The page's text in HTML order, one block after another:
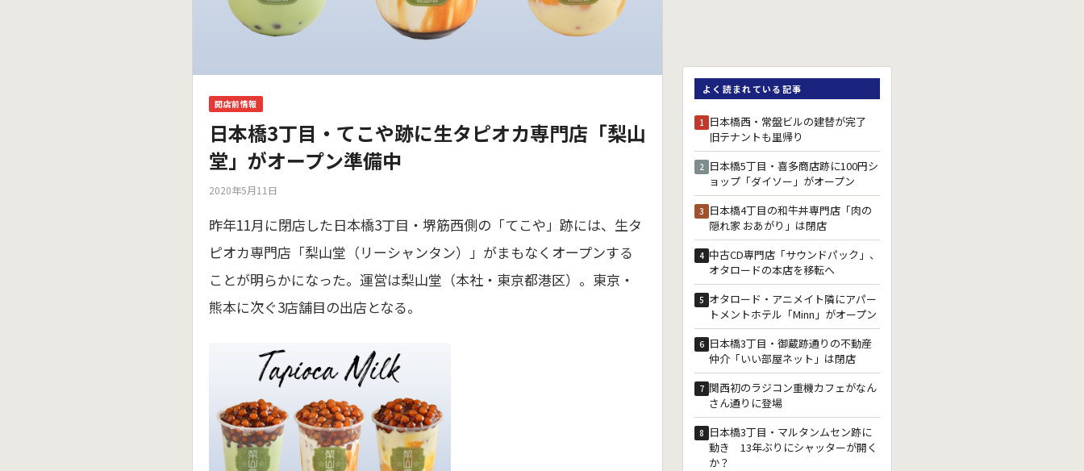
開店前情報
日本橋3丁目・てこや跡に生タピオカ専門店「梨山
堂」がオープン準備中
2020年5月11日
昨年11月に閉店した日本橋3丁目・堺筋西側の「てこや」跡には、生タ
ピオカ専門店「梨山堂（リーシャンタン）」がまもなくオープンする
ことが明らかになった。運営は梨山堂（本社・東京都港区）。東京・
熊本に次ぐ3店舗目の出店となる。
よく読まれている記事
1 日本橋西・常盤ビルの建替が完了
旧テナントも里帰り
2 日本橋5丁目・喜多商店跡に100円シ
ョップ「ダイソー」がオープン
3 日本橋4丁目の和牛丼専門店「肉の
隠れ家 おあがり」は閉店
4 中古CD専門店「サウンドパック」、
オタロードの本店を移転へ
5 オタロード・アニメイト隣にアパー
トメントホテル「Minn」がオープン
6 日本橋3丁目・御蔵跡通りの不動産
仲介「いい部屋ネット」は閉店
7 関西初のラジコン重機カフェがなん
さん通りに登場
8 日本橋3丁目・マルタンムセン跡に
動き 13年ぶりにシャッターが開く
か？